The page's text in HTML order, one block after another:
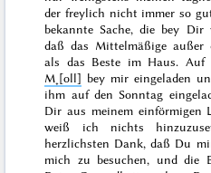
der freylich nicht immer so
bekannte Sache, die bey
daß das Mittelmäßige außer
als das Beste im Haus. Auf
M˖[oll] bey mir eingeladen
ihm auf den Sonntag
Dir aus meinem einförmigen
weiß ich nichts
herzlichsten Dank, daß Du
mich zu besuchen, und die